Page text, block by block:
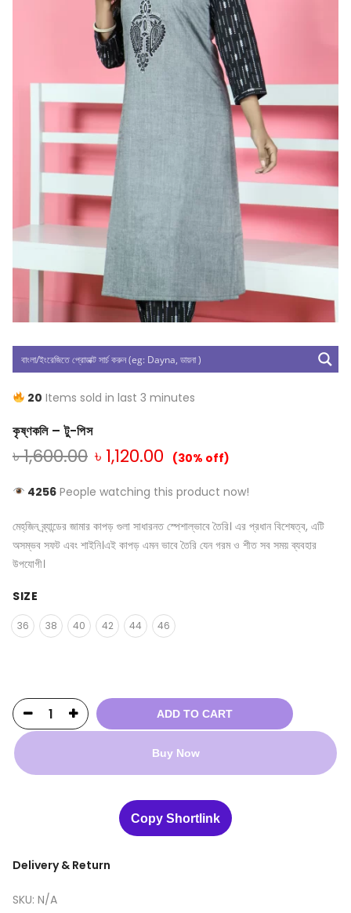
20 Items sold in last 3 minutes
কৃষ্ণকলি – টু-পিস
৳1,600.00 ৳ 1,120.00 (30% off)
4256People watching this product now!
মেহ্‌জিন ব্র্যান্ডের জামার কাপড় গুলা সাধারনত স্পেশাল্ভাবে তৈরি। এর প্রধান বিশেষত্ব, এটি
অসম্ভব সফট এবং শাইনি।এই কাপড় এমন ভাবে তৈরি যেন গরম ও শীত সব সময় ব্যবহার
উপযোগী।
SIZE
36 38 40 42 44 46
ADD TO CART
Buy Now
Copy Shortlink
Delivery & Return
SKU: N/A